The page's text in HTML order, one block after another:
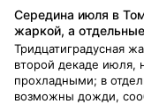
до 2 градусов тепла,
плюс 3 градусов.
западный, 6-11 м/c,
м/c», – говорится в
отмечают, что
составит 726 мм
Середина июля в
жаркой, а
Тридцатиградусная
второй декаде июля,
прохладными; в
возможны дожди,